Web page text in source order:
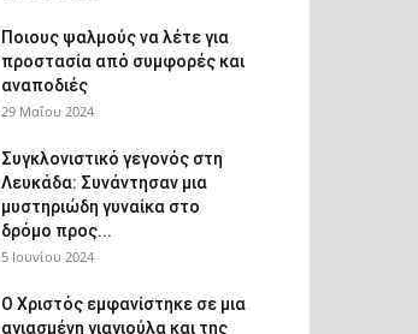
Ποιους ψαλμούς να λέτε για
προστασία από συμφορές και
αναποδιές
29 Μαΐου 2024
Συγκλονιστικό γεγονός στη
Λευκάδα: Συνάντησαν μια
μυστηριώδη γυναίκα στο
δρόμο προς...
5 Ιουνίου 2024
Ο Χριστός εμφανίστηκε σε μια
αγιασμένη γιαγιούλα και της